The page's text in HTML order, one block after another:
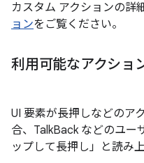
カスタム アクションの詳
ョンをご覧ください。
利用可能なアクショ
UI 要素が長押しなどのア
合、TalkBack などのユー
ップして長押し」と読み上